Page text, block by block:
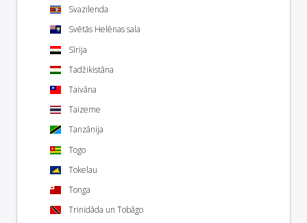
Svazilenda
Svētās Helēnas sala
Sīrija
Tadžikistāna
Taivāna
Taizeme
Tanzānija
Togo
Tokelau
Tonga
Trinidāda un Tobāgo